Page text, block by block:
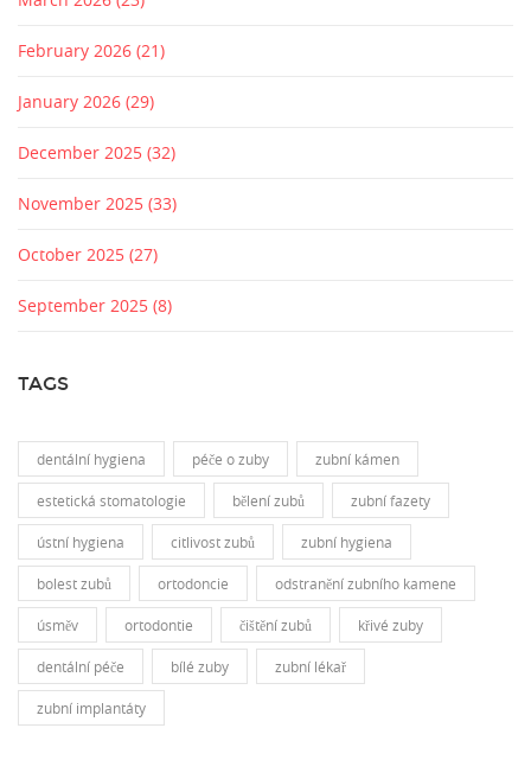
February 2026 (21)
January 2026 (29)
December 2025 (32)
November 2025 (33)
October 2025 (27)
September 2025 (8)
TAGS
dentální hygiena péče o zuby zubní kámen
estetická stomatologie bělení zubů zubní fazety
ústní hygiena citlivost zubů zubní hygiena
bolest zubů ortodoncie odstranění zubního kamene
úsměv ortodontie čištění zubů křivé zuby
dentální péče bílé zuby zubní lékař
zubní implantáty